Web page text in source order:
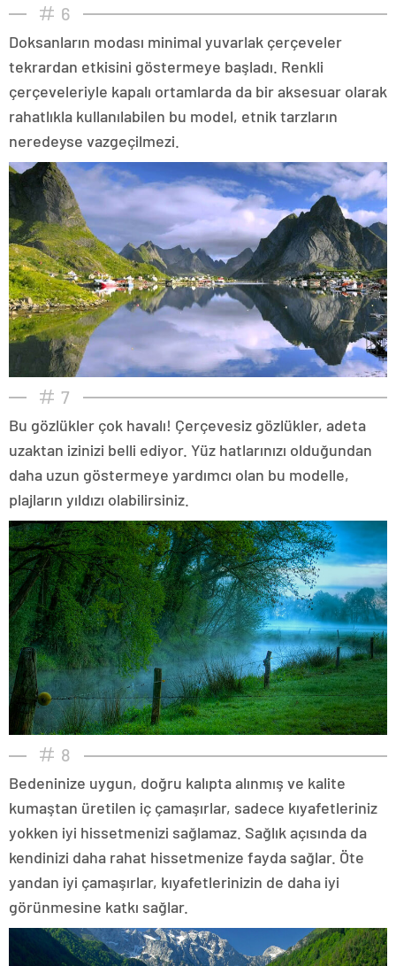
6
Doksanların modası minimal yuvarlak çerçeveler
tekrardan etkisini göstermeye başladı. Renkli
çerçeveleriyle kapalı ortamlarda da bir aksesuar olarak
rahatlıkla kullanılabilen bu model, etnik tarzların
neredeyse vazgeçilmezi.
7
Bu gözlükler çok havalı! Çerçevesiz gözlükler, adeta
uzaktan izinizi belli ediyor. Yüz hatlarınızı olduğundan
daha uzun göstermeye yardımcı olan bu modelle,
plajların yıldızı olabilirsiniz.
8
Bedeninize uygun, doğru kalıpta alınmış ve kalite
kumaştan üretilen iç çamaşırlar, sadece kıyafetleriniz
yokken iyi hissetmenizi sağlamaz. Sağlık açısında da
kendinizi daha rahat hissetmenize fayda sağlar. Öte
yandan iyi çamaşırlar, kıyafetlerinizin de daha iyi
görünmesine katkı sağlar.